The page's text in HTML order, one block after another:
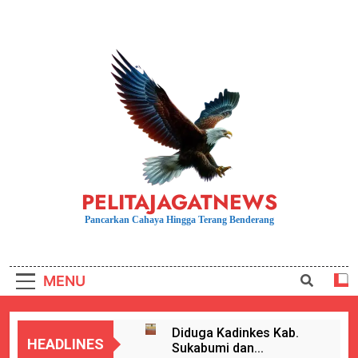
PELITAJAGATNEWS
Pancarkan Cahaya Hingga Terang Benderang
MENU
HEADLINES
Diduga Kadinkes Kab.
Sukabumi dan